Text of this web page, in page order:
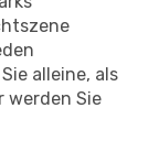
alleine, als
werden Sie